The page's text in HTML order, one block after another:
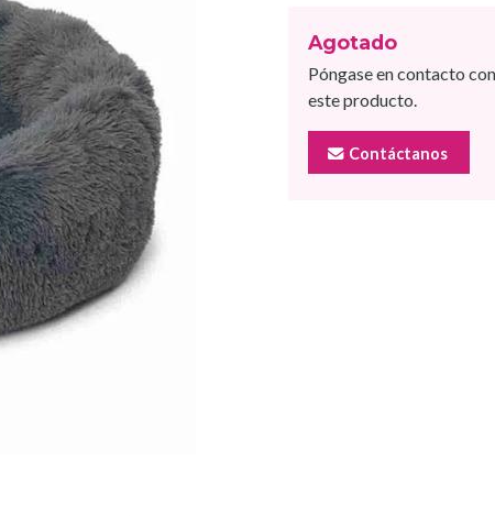
Agotado
Póngase en contacto
este producto.
Contáctanos